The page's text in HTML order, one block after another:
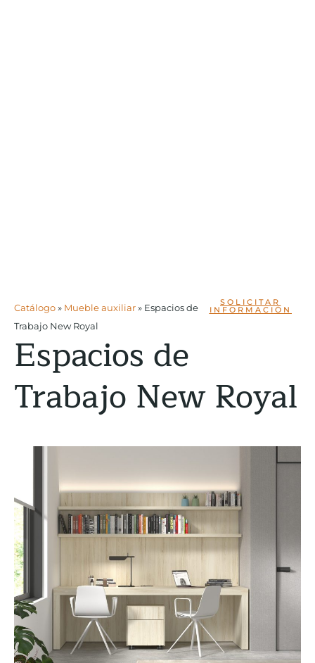
Catálogo» Mueble auxiliar» Espacios de
Trabajo New Royal
SOLICITAR
INFORMACIÓN
Espacios de
Trabajo New Royal